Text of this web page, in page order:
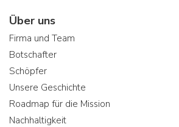
Über uns
Firma und Team
Botschafter
Schöpfer
Unsere Geschichte
Roadmap für die Mission
Nachhaltigkeit